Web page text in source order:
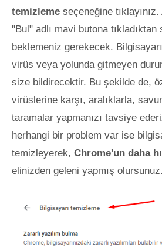
temizleme seçeneğine
"Bul" adlı mavi butona tıkladıktan
beklemeniz gerekecek.
virüs veya yolunda gitmeyen
size bildirecektir. Bu şekilde de,
virüslerine karşı, aralıklarla,
taramalar yapmanızı tavsiye
herhangi bir problem var ise
temizleyerek, Chrome'un daha
elinizden geleni yapmış olursunuz.